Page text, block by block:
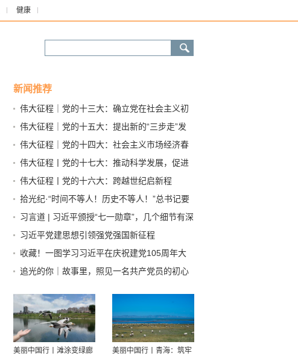
健康
新闻推荐
伟大征程｜党的十三大：确立党在社会主义初
级阶段基本路线
伟大征程｜党的十五大：提出新的“三步走”发
展战略
伟大征程｜党的十四大：社会主义市场经济春
雷激荡
伟大征程丨党的十七大：推动科学发展，促进
社会和谐
伟大征程丨党的十六大：跨越世纪启新程
拾光纪·“时间不等人！历史不等人！”总书记要
求全党同志做到“三个务必”
习言道 | 习近平颁授“七一勋章”，几个细节有深
意
习近平党建思想引领强党强国新征程
收藏！一图学习习近平在庆祝建党105周年大
会上的讲话
追光的你｜故事里，照见一名共产党员的初心
美丽中国行丨滩涂变绿廊
美丽中国行丨青海：筑牢